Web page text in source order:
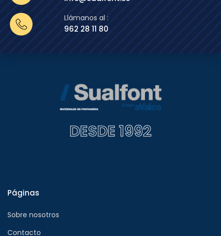
Llámanos al :
962 28 11 80
DESDE 1992
Páginas
Sobre nosotros
Contacto